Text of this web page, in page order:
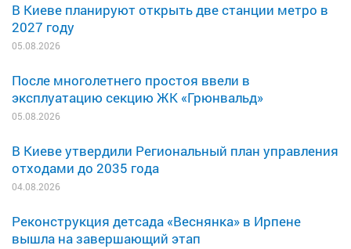
В Киеве планируют открыть две станции метро в
2027 году
05.08.2026
После многолетнего простоя ввели в
эксплуатацию секцию ЖК «Грюнвальд»
05.08.2026
В Киеве утвердили Региональный план управления
отходами до 2035 года
04.08.2026
Реконструкция детсада «Веснянка» в Ирпене
вышла на завершающий этап